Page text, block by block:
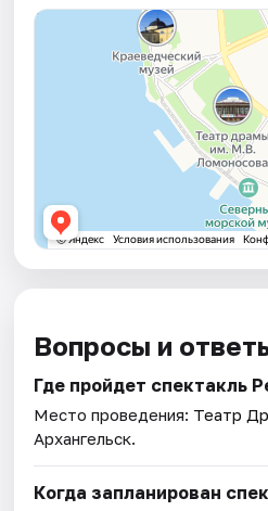
Вопросы и
Где пройдет спектакль
Место проведения: Театр
Архангельск.
Когда запланирован